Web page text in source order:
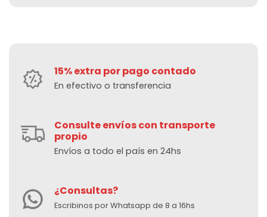
15% extra por pago contado
En efectivo o transferencia
Consulte envíos con transporte
propio
Envíos a todo el país en 24hs
¿Consultas?
Escribinos por Whatsapp de 8 a 16hs